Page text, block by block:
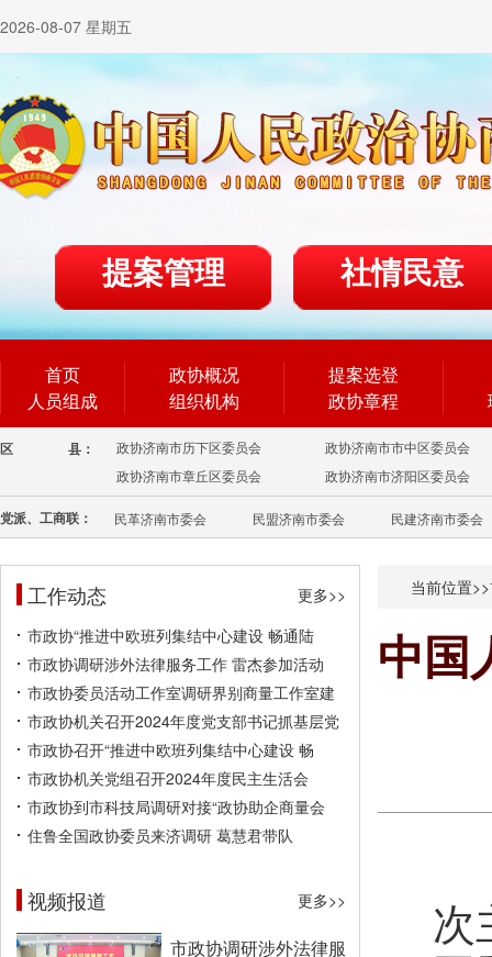
2026-08-07 星期五
提案管理 社情民意
首页
人员组成
政协概况
组织机构
提案选登
政协章程
区 县： 政协济南市历下区委员会
政协济南市市中区委员会
政协济南市章丘区委员会
政协济南市济阳区委员会
党派、工商联： 民革济南市委会 民盟济南市委会 民建济南市委会
工作动态
更多>>
市政协“推进中欧班列集结中心建设 畅通陆
市政协调研涉外法律服务工作 雷杰参加活动
市政协委员活动工作室调研界别商量工作室建
市政协机关召开2024年度党支部书记抓基层党
市政协召开“推进中欧班列集结中心建设 畅
市政协机关党组召开2024年度民主生活会
市政协到市科技局调研对接“政协助企商量会
住鲁全国政协委员来济调研 葛慧君带队
视频报道 更多>>
市政协调研涉外法律服
当前位置>>
中国
次